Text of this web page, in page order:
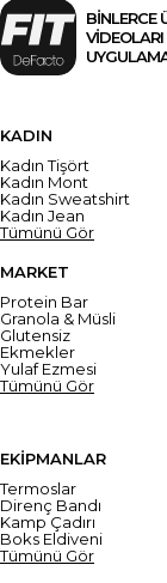
BİNLERCE
KADIN
Kadın Tişört
Kadın Mont
Kadın Sweatshirt
Kadın Jean
Tümünü Gör
MARKET
Protein Bar
Granola & Müsli
Glutensiz
Ekmekler
Yulaf Ezmesi
Tümünü Gör
EKİPMANLAR
Termoslar
Direnç Bandı
Kamp Çadırı
Boks Eldiveni
Tümünü Gör